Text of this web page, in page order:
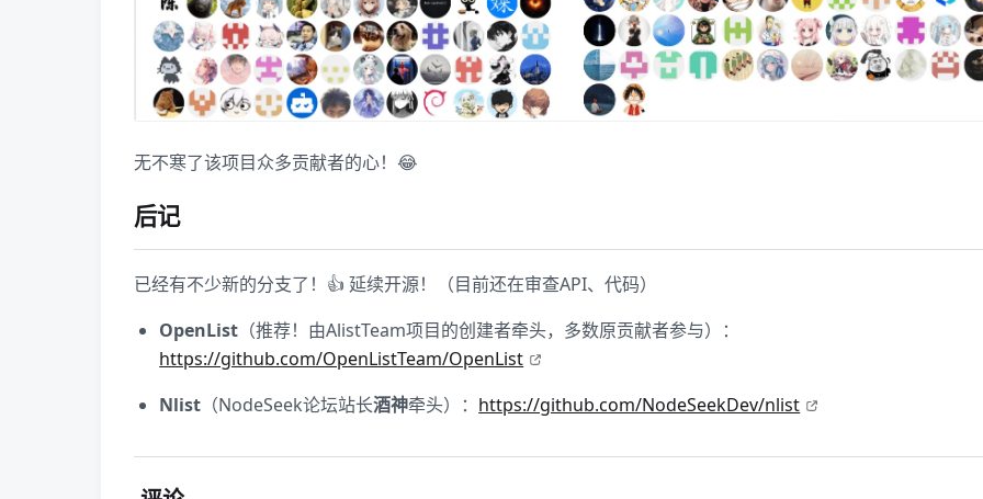
无不寒了该项目众多贡献者的心！😂
后记
已经有不少新的分支了！👍 延续开源！（目前还在审查API、代码）
OpenList （推荐！由AlistTeam项目的创建者牵头，多数原贡献者参与）：
https://github.com/OpenListTeam/OpenList
Nlist （NodeSeek论坛站长酒神牵头）： https://github.com/NodeSeekDev/nlist